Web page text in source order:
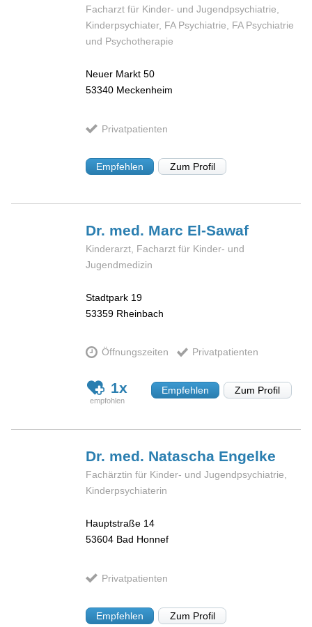
Facharzt für Kinder- und Jugendpsychiatrie,
Kinderpsychiater, FA Psychiatrie, FA Psychiatrie
und Psychotherapie
Neuer Markt 50
53340 Meckenheim
Privatpatienten
Empfehlen Zum Profil
Dr. med. Marc El-Sawaf
Kinderarzt, Facharzt für Kinder- und
Jugendmedizin
Stadtpark 19
53359 Rheinbach
Öffnungszeiten Privatpatienten
1x Empfehlen Zum Profil
Dr. med. Natascha Engelke
Fachärztin für Kinder- und Jugendpsychiatrie,
Kinderpsychiaterin
Hauptstraße 14
53604 Bad Honnef
Privatpatienten
Empfehlen Zum Profil